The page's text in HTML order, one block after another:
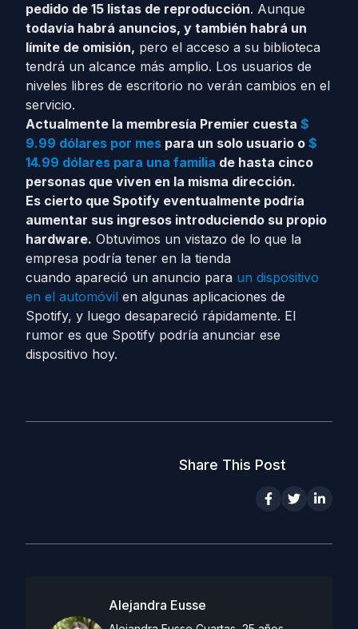
pedido de 15 listas de reproducción. Aunque
todavía habrá anuncios, y también habrá un
límite de omisión, pero el acceso a su biblioteca
tendrá un alcance más amplio. Los usuarios de
niveles libres de escritorio no verán cambios en el
servicio.
Actualmente la membresía Premier cuesta $
9.99 dólares por mes para un solo usuario o $
14.99 dólares para una familia de hasta cinco
personas que viven en la misma dirección.
Es cierto que Spotify eventualmente podría
aumentar sus ingresos introduciendo su propio
hardware. Obtuvimos un vistazo de lo que la
empresa podría tener en la tienda
cuando apareció un anuncio para un dispositivo
en el automóvil en algunas aplicaciones de
Spotify, y luego desapareció rápidamente. El
rumor es que Spotify podría anunciar ese
dispositivo hoy.
Share This Post
Alejandra Eusse